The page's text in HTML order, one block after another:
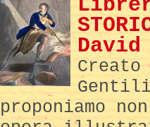
proponiamo